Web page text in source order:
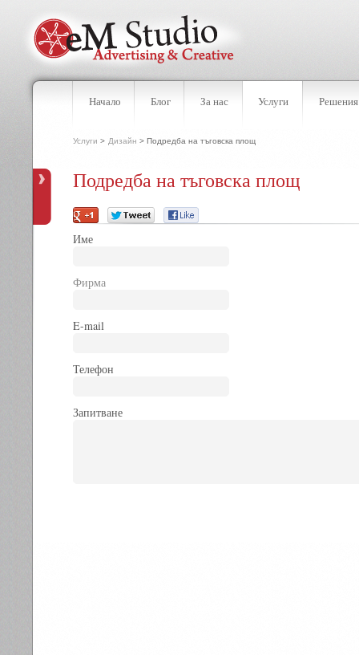
Начало Блог За нас Услуги Решения
Услуги > Дизайн > Подредба на тъговска площ
Подредба на тъговска площ
Име
Фирма
E-mail
Телефон
Запитване